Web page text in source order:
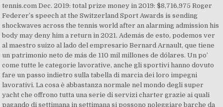
tennis.com Dec. 2019: total prize money in 2019: $8,716,975 Roger
Federer’s speech at the Switzerland Sport Awards is sending
shockwaves across the tennis world after an alarming admission his
body may deny him a return in 2021. Además de esto, podemos ver
al maestro suizo al lado del empresario Bernard Arnault, que tiene
un patrimonio neto de más de 110 mil millones de dólares. Un po’
come tutte le categorie lavorative, anche gli sportivi hanno dovuto
fare un passo indietro sulla tabella di marcia dei loro impegni
lavorativi. La cosa è abbastanza normale nel mondo degli super
yacht che offrono tutta una serie di servizi charter grazie ai quali
pagando di settimana in settimana si possono noleggiare barche da